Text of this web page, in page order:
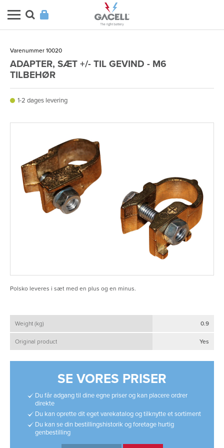
Varenummer 10020
ADAPTER, SÆT +/- TIL GEVIND - M6
TILBEHØR
1-2 dages levering
Polsko leveres i sæt med en plus og en minus.
Weight (kg) 0.9
Original product Yes
SE VORES PRISER
Du får adgang til dine egne priser og kan placere ordrer
direkte
Du kan oprette dit eget varekatalog og tilknytte et sortiment
Du kan se din bestillingshistorik og foretage hurtig
genbestilling